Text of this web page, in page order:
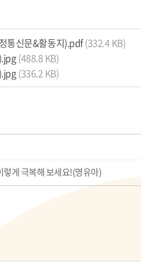
통신문&활동지).pdf(332.4 KB)
(488.8 KB)
(336.2 KB)
게 극복해 보세요!(영유아)